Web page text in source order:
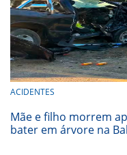
ACIDENTES
Mãe e filho morrem
bater em árvore na